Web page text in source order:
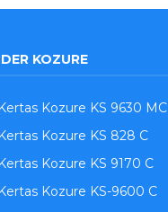
KOZURE
Kozure KS 9630 MC
Kozure KS 828 C
Kozure KS 9170 C
Kozure KS-9600 C